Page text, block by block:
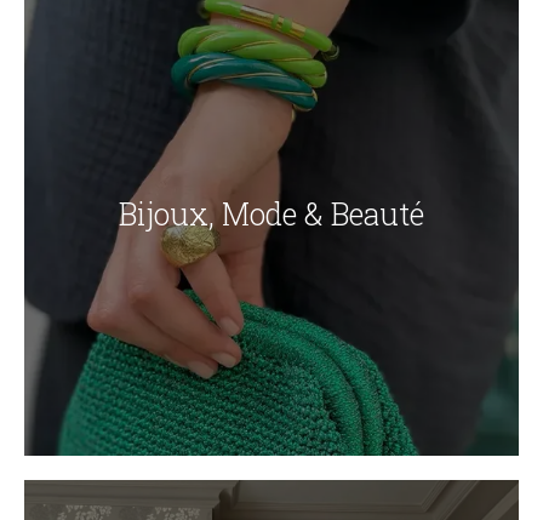
Bijoux, Mode & Beauté